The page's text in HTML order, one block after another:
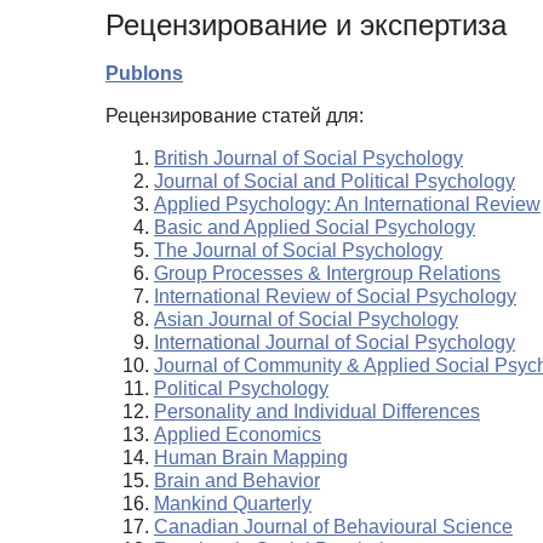
Рецензирование и экспертиза
Publons
Рецензирование статей для:
British Journal of Social Psychology
Journal of Social and Political Psychology
Applied Psychology: An International Review
Basic and Applied Social Psychology
The Journal of Social Psychology
Group Processes & Intergroup Relations
International Review of Social Psychology
Asian Journal of Social Psychology
International Journal of Social Psychology
Journal of Community & Applied Social
Political Psychology
Personality and Individual Differences
Applied Economics
Human Brain Mapping
Brain and Behavior
Mankind Quarterly
Canadian Journal of Behavioural Science